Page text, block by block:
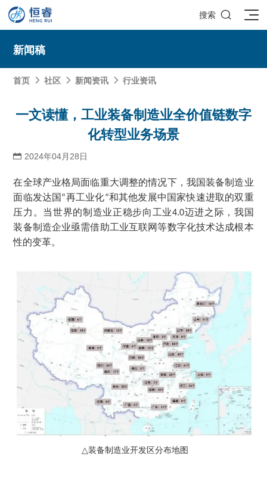
SOLIDWORKS研发设计
SOLIDWORKS 3D CAD
SOLIDWORKS 2D CAD
SOLIDWORKS 3D电气设计
SIMULATION结构仿真分析
 查看全部
了解SIMULIA多学科仿真应用
CST电磁仿真
Abaqus有限元仿真分析
Xflow流体仿真
3DEXPERIENCE云平台
什么是3DEXPERIENCE平台？
3DEXPERIENCE on the Cloud
3DEXPERIENCE Marketplace
推荐项目
ENOVIA产品全生命周期管理（PLM）
BIOVIA生命科学和材料科学
推荐工具
DriveWorks参数化工具
​SOLIDWORKS Manage项目管理
DELMIA端到端ERP系统
 查看全部
增值服务
增值服务-标准化
可视化&数字孪生技术
Curtain e-locker(易锁)防止资料外泄系统

汽车行业数字化解决方案
工程设备设计解决方案
航天航空行业解决方案
机械设备行业数字化解决方案
家居行业数字化解决方案
电气柜及电气行业数字化解决方案
生命科学行业数字化解决方案
公司类型
初创企业
企业家
面向学术界
教育工作者
研究人员
产品的技术
最新版本
资源下载
系统要求
恒睿课堂
热门视频
往期视频
西南培训中心
认证目录
在线培训
CSWP证书
推荐问答
SolidWorks采购指南：正版软件的成本构成与价值解析
什么值得信赖？
SOLIDWORKS购买如何选择代理商？一文看懂避坑指南
3DEXPERIENCE 平台是什么？
SOLIDWORKS都有什么版本？哪个版本好用？
学习SOLIDWORKS需要多长时间?
SOLIDWORKS仿真这块有必要学习吗？
招聘岗位
技术类
职能类
公司简介
团队介绍
培训认证
新闻资讯
公司动态
活动资讯
行业资讯
获取SOLIDWORKS报价
联系我们
产品/服务
获取试用版
软件定制化开发
软件二次开发
校企合作
购买学生版
联系研究销售部门
商务合作
搜索 
新闻稿
首页  社区  新闻资讯  行业资讯
一文读懂，工业装备制造业全价值链数字
化转型业务场景
 2024年04月28日
在全球产业格局面临重大调整的情况下，我国装备制造业
面临发达国 “再工业化”和其他发展中国家快速进取的双重
压力。当世界的制造业正稳步向工业4.0迈进之际，我国
装备制造企业亟需借助工业互联网等数字化技术达成根本
性的变革。
△装备制造业开发区分布地图